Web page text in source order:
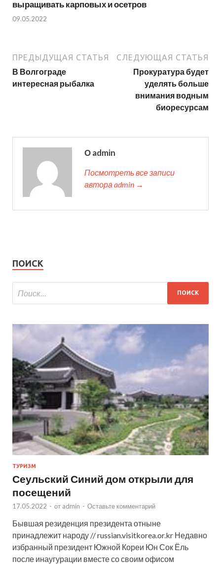
выращивать карповых и осетров
09.05.2022
ПРЕДЫДУЩАЯ СТАТЬЯ
В Волгограде
интересная рыбалка
СЛЕДУЮЩАЯ СТАТЬЯ
Прокуратура будет
уделять больше
внимания водным
биоресурсам
О admin
Посмотреть все записи
автора admin →
ПОИСК
ТУРИЗМ
Сеульский Синий дом открыли для
посещений
17.05.2022 - от admin - Оставьте комментарий
Бывшая резиденция президента отныне
принадлежит народу // russian.visitkorea.or.kr Недавно
избранный президент Южной Кореи Юн Сок Ёль
после инаугурации вместе со своим офисом